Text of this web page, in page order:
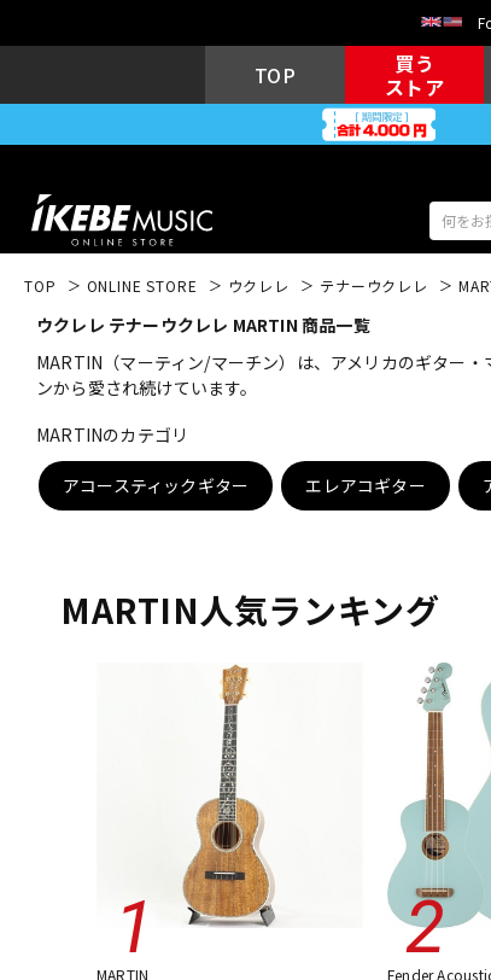
TOP
買う
ストア
アコ
キーボード 電子ピ
ヴィン
TOP ONLINE STORE ウクレレ テナーウクレレ
ウクレレ テナーウクレレ MARTIN 商品一覧
MARTIN（マーティン/マーチン）は、アメリカのギター
ンから愛され続けています。
MARTINのカテゴリ
アコースティックギター エレアコギター
MARTIN人気ランキング
MARTIN Fender